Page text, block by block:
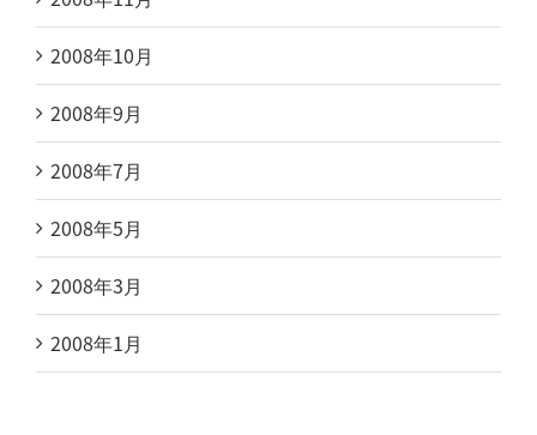
2008年10月
2008年9月
2008年7月
2008年5月
2008年3月
2008年1月